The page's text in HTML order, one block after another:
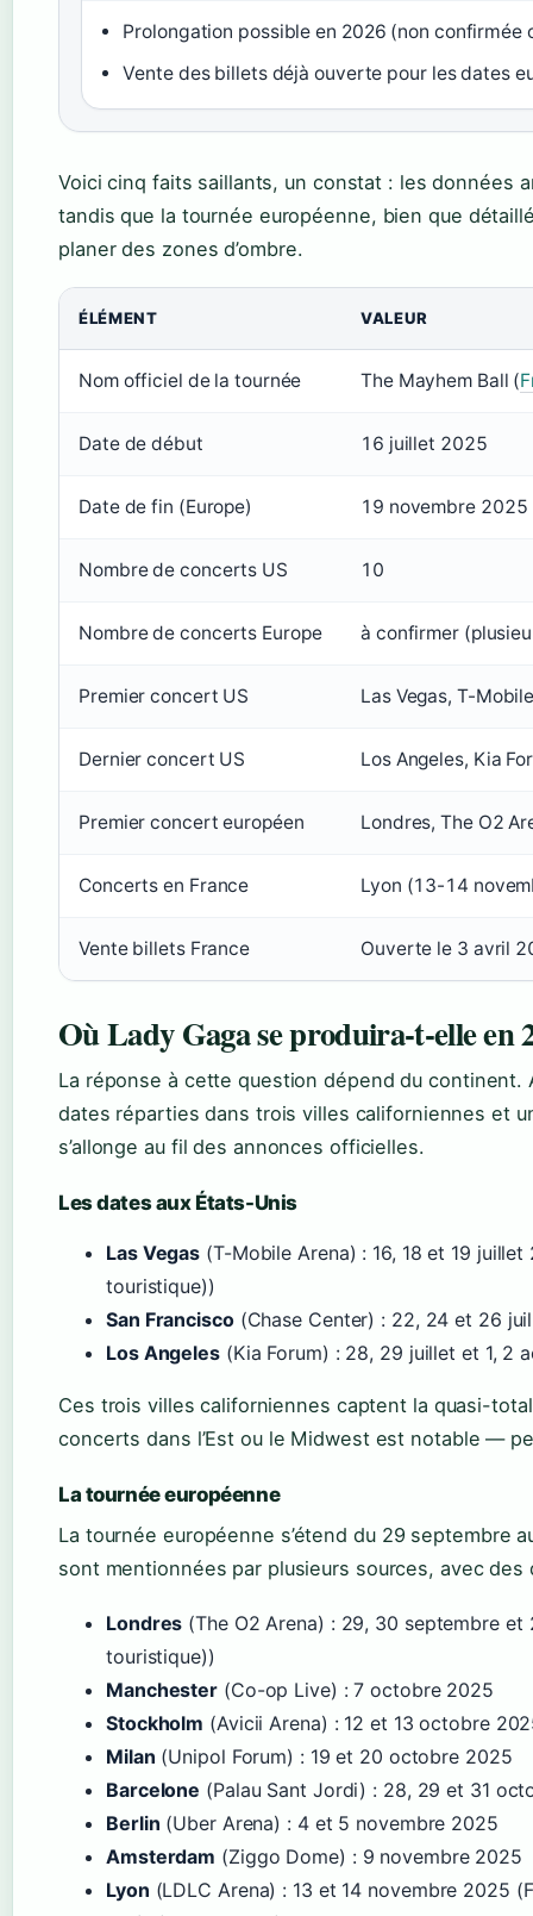
Prolongation possible en 2026 (non confirmée
Vente des billets déjà ouverte pour les dates
Voici cinq faits saillants, un constat : les données
tandis que la tournée européenne, bien que
planer des zones d’ombre.
ÉLÉMENT VALEUR
Nom officiel de la tournée The Mayhem Ball (
Date de début 16 juillet 2025
Date de fin (Europe) 19 novembre
Nombre de concerts US 10
Nombre de concerts Europe à confirmer
Premier concert US Las Vegas, T-
Dernier concert US Los Angeles, Kia
Premier concert européen Londres, The O2
Concerts en France Lyon (13-14
Vente billets France Ouverte le 3 avril
Où Lady Gaga se produira-t-elle en
La réponse à cette question dépend du
dates réparties dans trois villes californiennes et
s’allonge au fil des annonces officielles.
Les dates aux États-Unis
Las Vegas (T-Mobile Arena) : 16, 18 et 19
touristique))
San Francisco(Chase Center) : 22, 24 et 26
Los Angeles(Kia Forum) : 28, 29 juillet et 1, 2
Ces trois villes californiennes captent la quasi-
concerts dans l’Est ou le Midwest est notable —
La tournée européenne
La tournée européenne s’étend du 29 septembre
sont mentionnées par plusieurs sources, avec
Londres (The O2 Arena) : 29, 30 septembre
touristique))
Manchester (Co-op Live) : 7 octobre 2025
Stockholm (Avicii Arena) : 12 et 13 octobre
Milan (Unipol Forum) : 19 et 20 octobre 2025
Barcelone (Palau Sant Jordi) : 28, 29 et 31
Berlin (Uber Arena) : 4 et 5 novembre 2025
Amsterdam (Ziggo Dome) : 9 novembre 2025
Lyon (LDLC Arena) : 13 et 14 novembre 2025